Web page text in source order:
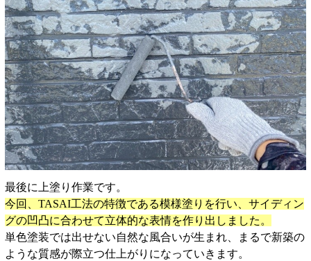
最後に上塗り作業です。
今回、TASAI工法の特徴である模様塗りを行い、サイディン
グの凹凸に合わせて立体的な表情を作り出しました。
単色塗装では出せない自然な風合いが生まれ、まるで新築の
ような質感が際立つ仕上がりになっていきます。